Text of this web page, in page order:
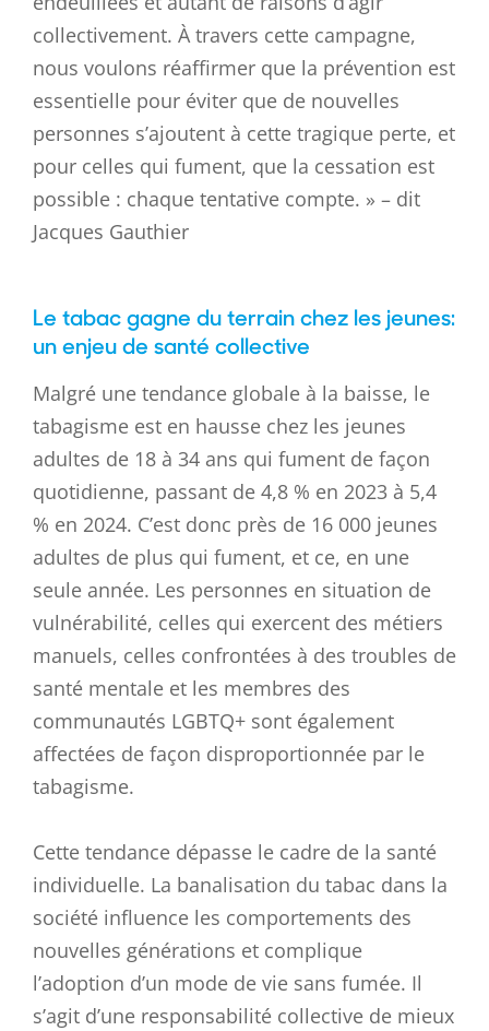
collectivement. À travers cette campagne,
nous voulons réaffirmer que la prévention est
essentielle pour éviter que de nouvelles
personnes s’ajoutent à cette tragique perte, et
pour celles qui fument, que la cessation est
possible : chaque tentative compte. » – dit
Jacques Gauthier
Le tabac gagne du terrain chez les jeunes:
un enjeu de santé collective
Malgré une tendance globale à la baisse, le
tabagisme est en hausse chez les jeunes
adultes de 18 à 34 ans qui fument de façon
quotidienne, passant de 4,8 % en 2023 à 5,4
% en 2024. C’est donc près de 16 000 jeunes
adultes de plus qui fument, et ce, en une
seule année. Les personnes en situation de
vulnérabilité, celles qui exercent des métiers
manuels, celles confrontées à des troubles de
santé mentale et les membres des
communautés LGBTQ+ sont également
affectées de façon disproportionnée par le
tabagisme.
Cette tendance dépasse le cadre de la santé
individuelle. La banalisation du tabac dans la
société influence les comportements des
nouvelles générations et complique
l’adoption d’un mode de vie sans fumée. Il
s’agit d’une responsabilité collective de mieux